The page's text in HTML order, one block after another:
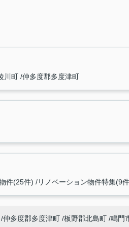
川町 仲多度郡多度津町
件(25件) リノベーション物件特集(9
仲多度郡多度津町 板野郡北島町 鳴門